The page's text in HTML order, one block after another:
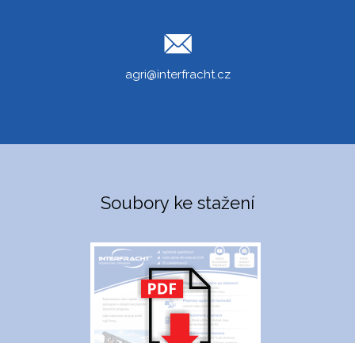
agri@interfracht.cz
Soubory ke stažení